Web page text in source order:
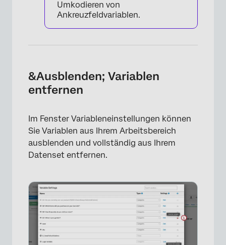
Umkodieren von
Ankreuzfeldvariablen.
&Ausblenden; Variablen
entfernen
Im Fenster Variableneinstellungen können
Sie Variablen aus Ihrem Arbeitsbereich
ausblenden und vollständig aus Ihrem
Datenset entfernen.